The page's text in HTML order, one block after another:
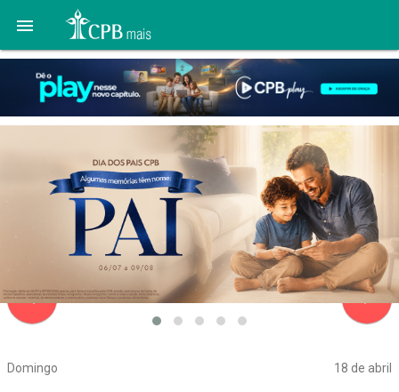

Domingo 18 de abril
navigate_before navigate_next